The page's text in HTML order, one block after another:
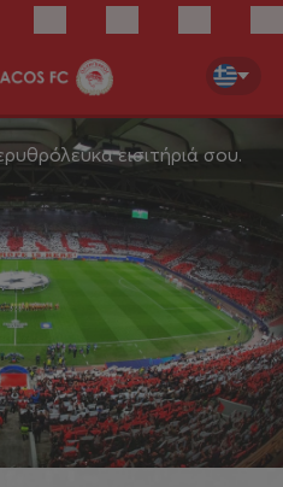
εισιτήριά σου.